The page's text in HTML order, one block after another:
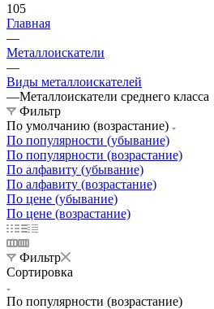
105
Главная
—
Металлоискатели
—
Виды металлоискателей
—Металлоискатели среднего класса
Фильтр
По умолчанию (возрастание)
По популярности (убывание)
По популярности (возрастание)
По алфавиту (убывание)
По алфавиту (возрастание)
По цене (убывание)
По цене (возрастание)
Фильтр
Сортировка
По популярности (возрастание)